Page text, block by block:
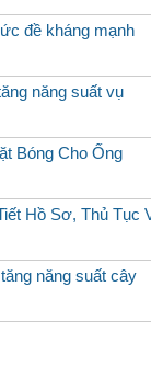
đề kháng mạnh
năng suất vụ
Bóng Cho Ống
Hồ Sơ, Thủ Tục
năng suất cây